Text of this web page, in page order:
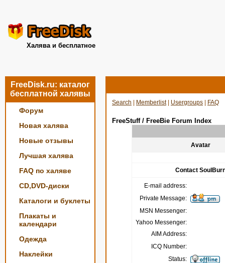
Халява и бесплатное
FreeDisk.ru: каталог
бесплатной халявы
Форум
Новая халява
Новые отзывы
Лучшая халява
FAQ по халяве
CD,DVD-диски
Каталоги и буклеты
Плакаты и
календари
Одежда
Наклейки
Search Memberlist| Usergroups FAQ
FreeStuff / FreeBie Forum Index
Avatar
Contact
E-mail address:
Private Message:
MSN Messenger:
Yahoo Messenger:
AIM Address:
ICQ Number:
Status: